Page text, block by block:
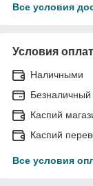
Все условия
Условия
Наличными
Безналичный
Каспий
Каспий
Все условия